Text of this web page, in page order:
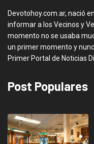
Devotohoy.com.ar, nació
informar a los Vecinos y
momento no se usaba
un primer momento y
Primer Portal de Noticias
Post Populares